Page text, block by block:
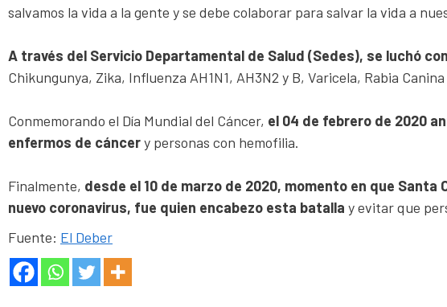
salvamos la vida a la gente y se debe colaborar para salvar la vida a
A través del Servicio Departamental de Salud (Sedes), se luchó
Chikungunya, Zika, Influenza AH1N1, AH3N2 y B, Varicela, Rabia
Conmemorando el Día Mundial del Cáncer, el 04 de febrero de 2020
enfermos de cáncery personas con hemofilia.
Finalmente, desde el 10 de marzo de 2020, momento en que
nuevo coronavirus, fue quien encabezo esta batalla y evitar que
Fuente: El Deber